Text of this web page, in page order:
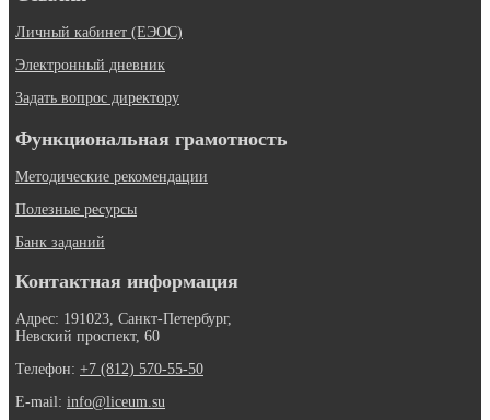
Личный кабинет (ЕЭОС)
Электронный дневник
Задать вопрос директору
Функциональная грамотность
Методические рекомендации
Полезные ресурсы
Банк заданий
Контактная информация
Адрес: 191023, Санкт-Петербург,
Невский проспект, 60
Телефон: +7 (812) 570-55-50
E-mail: info@liceum.su